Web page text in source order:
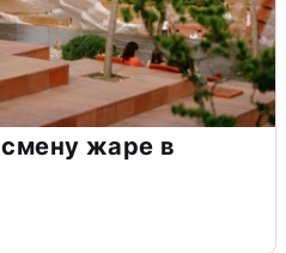
жаре в